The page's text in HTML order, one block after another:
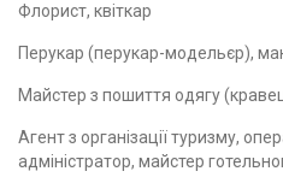
Флорист, квіткар
Перукар (перукар-модельєр),
Майстер з пошиття одягу
Агент з організації туризму,
адміністратор, майстер